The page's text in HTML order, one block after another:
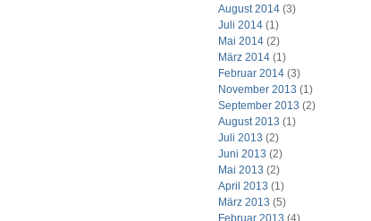
August 2014(3)
Juli 2014(1)
Mai 2014(2)
März 2014(1)
Februar 2014(3)
November 2013 (1)
September 2013 (2)
August 2013 (1)
Juli 2013 (2)
Juni 2013 (2)
Mai 2013 (2)
April 2013 (1)
März 2013 (5)
Februar 2013 (4)